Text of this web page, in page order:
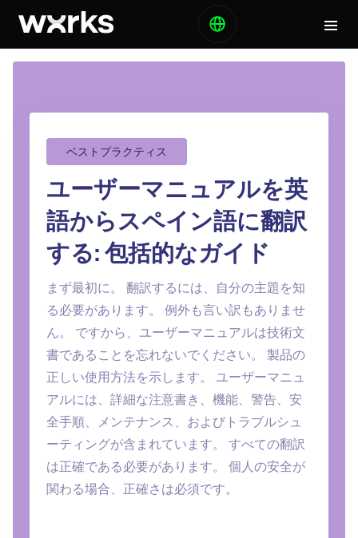
ベストプラクティス
ユーザーマニュアルを英
語からスペイン語に翻訳
する: 包括的なガイド
まず最初に。 翻訳するには、自分の主題を知
る必要があります。 例外も言い訳もありませ
ん。 ですから、ユーザーマニュアルは技術文
書であることを忘れないでください。 製品の
正しい使用方法を示します。 ユーザーマニュ
アルには、詳細な注意書き、機能、警告、安
全手順、メンテナンス、およびトラブルシュ
ーティングが含まれています。 すべての翻訳
は正確である必要があります。 個人の安全が
関わる場合、正確さは必須です。